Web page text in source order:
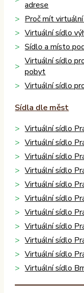
adrese
Proč mít
Virtuální sídlo
Sídlo a místo
Virtuální sídlo
pobyt
Virtuální sídlo
Sídla dle měst
Virtuální sídlo
Virtuální sídlo
Virtuální sídlo
Virtuální sídlo
Virtuální sídlo
Virtuální sídlo
Virtuální sídlo
Virtuální sídlo
Virtuální sídlo
Virtuální sídlo
Virtuální sídlo